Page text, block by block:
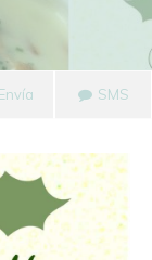
Envía SMS